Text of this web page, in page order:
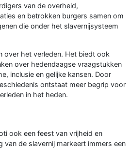
van de overheid,
en betrokken burgers samen om
die onder het slavernijsysteem
over het verleden. Het biedt ook
over hedendaagse vraagstukken
inclusie en gelijke kansen. Door
ontstaat meer begrip voor
in het heden.
ook een feest van vrijheid en
van de slavernij markeert immers een